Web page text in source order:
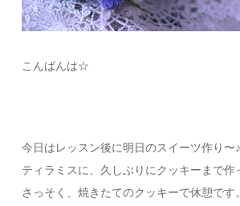
こんばんは☆
今日はレッスン後に明日のスイーツ作り〜♪
ティラミスに、久しぶりにクッキーまで作
さっそく、焼きたてのクッキーで休憩です。